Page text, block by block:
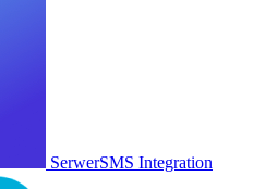
SerwerSMS Integration